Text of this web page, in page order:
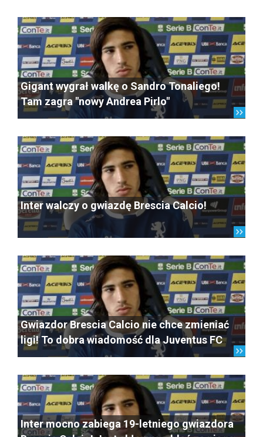
Gigant wygrał walkę o Sandro Tonaliego!
Tam zagra "nowy Andrea Pirlo"
Inter walczy o gwiazdę Brescia Calcio!
Gwiazdor Brescia Calcio nie chce zmieniać
ligi! To dobra wiadomość dla Juventus FC
Inter mocno zabiega 19-letniego gwiazdora